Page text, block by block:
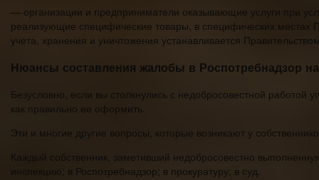
— организации и предприниматели оказывающие услуги при
реализующие специфические товары, в специфических местах
учета, хранения и уничтожения устанавливается
Нюансы составления жалобы в Роспотребнадзор
Безусловно, если вы столкнулись с недобросовестной
как правильно ее оформить.
Эти и многие другие вопросы, которые возникают у
Каждый собственник, заметивший недобросовестно
инспекцию; в Роспотребнадзор; в прокуратуру; в суд.